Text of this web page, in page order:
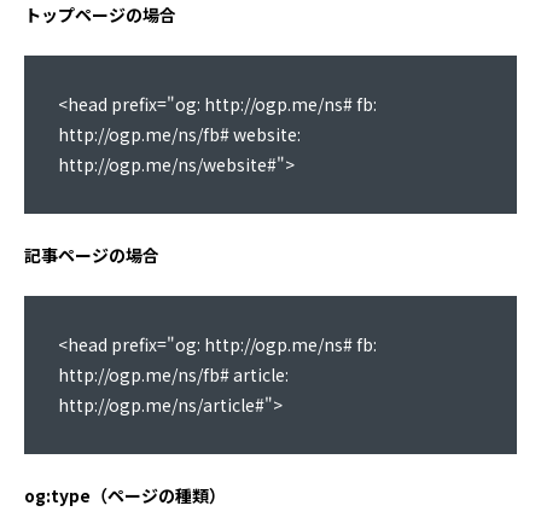
トップページの場合
<head prefix="og: http://ogp.me/ns# fb:
http://ogp.me/ns/fb# website:
http://ogp.me/ns/website#">
記事ページの場合
<head prefix="og: http://ogp.me/ns# fb:
http://ogp.me/ns/fb# article:
http://ogp.me/ns/article#">
og:type（ページの種類）